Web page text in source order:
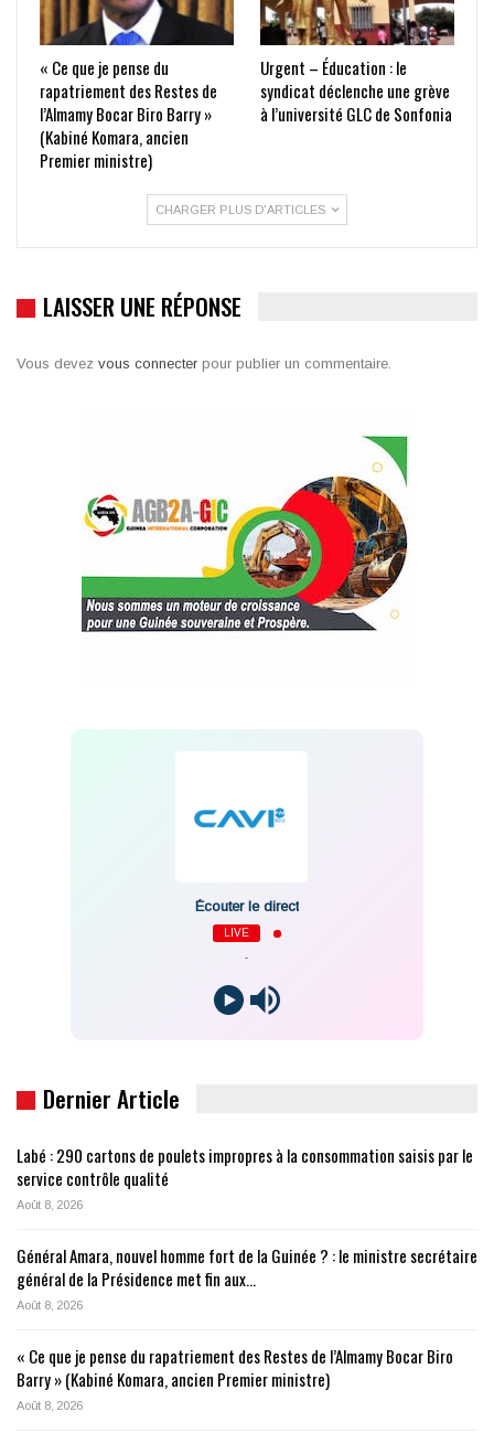
« Ce que je pense du
rapatriement des Restes de
l’Almamy Bocar Biro Barry »
(Kabiné Komara, ancien
Premier ministre)
Urgent – Éducation : le
syndicat déclenche une grève
à l’université GLC de Sonfonia
CHARGER PLUS D'ARTICLES
LAISSER UNE RÉPONSE
Vous devez vous connecter pour publier un commentaire.
Écouter le direct
LIVE
Dernier Article
Labé : 290 cartons de poulets impropres à la consommation saisis par le
service contrôle qualité
Août 8, 2026
Général Amara, nouvel homme fort de la Guinée ? : le ministre secrétaire
général de la Présidence met fin aux…
Août 8, 2026
« Ce que je pense du rapatriement des Restes de l’Almamy Bocar Biro
Barry » (Kabiné Komara, ancien Premier ministre)
Août 8, 2026